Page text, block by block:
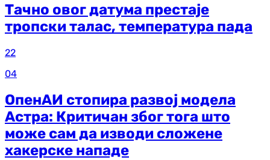
Тачно овог датума престаје
тропски талас, температура пада
22
04
ОпенАИ стопира развој модела
Астра: Критичан због тога што
може сам да изводи сложене
хакерске нападе